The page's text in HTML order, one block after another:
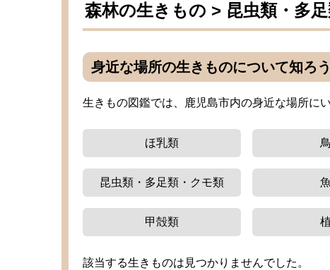
森林の生きもの > 昆虫類・ 多
身近な場所の生きものについて知ろう
生きもの図鑑では、 鹿児島市内の身近な場所に
ほ乳類
昆虫類・ 多足類・クモ類
甲殻類
該当する生きものは 見つかりませんでした。